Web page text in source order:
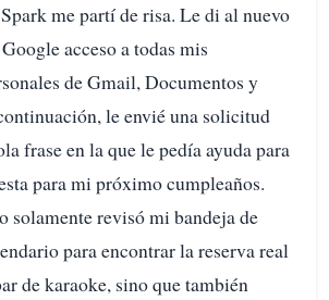
me partí de risa. Le di al nuevo
acceso a todas mis
de Gmail, Documentos y
le envié una solicitud
frase en la que le pedía ayuda para
para mi próximo cumpleaños.
solamente revisó mi bandeja de
para encontrar la reserva real
de karaoke, sino que también